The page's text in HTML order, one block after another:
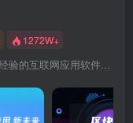
1272W+
软盟是一家拥有近20年开发经验的互联网应用软件开发商，软盟专注于新商业模式数字化技术服务！